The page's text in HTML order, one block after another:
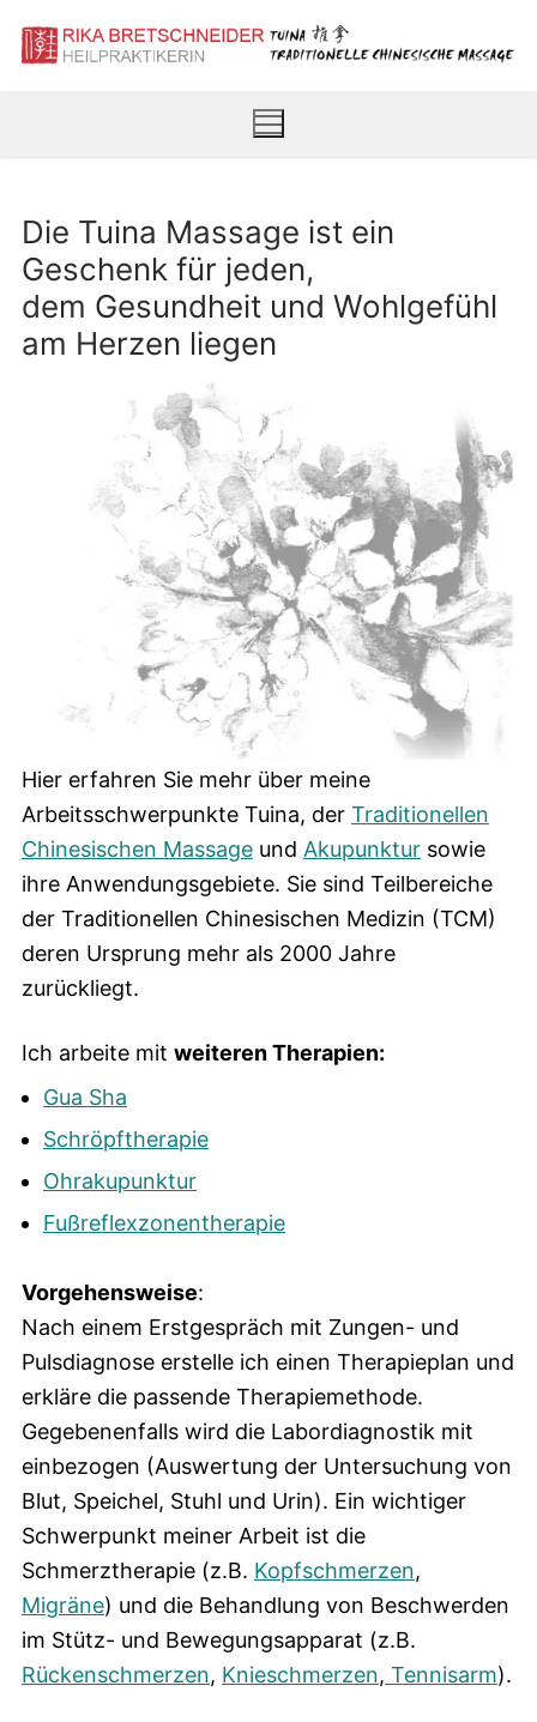
Inhalt
Die Tuina Massage ist ein
Geschenk für jeden,
dem Gesundheit und Wohlgefühl
am Herzen liegen
Hier erfahren Sie mehr über meine
Arbeitsschwerpunkte Tuina, der Traditionellen
Chinesischen Massage und Akupunktur sowie
ihre Anwendungsgebiete. Sie sind Teilbereiche
der Traditionellen Chinesischen Medizin (TCM)
deren Ursprung mehr als 2000 Jahre
zurückliegt.
Ich arbeite mit weiteren Therapien:
Gua Sha
Schröpftherapie
Ohrakupunktur
Fußreflexzonentherapie
Vorgehensweise:
Nach einem Erstgespräch mit Zungen- und
Pulsdiagnose erstelle ich einen Therapieplan und
erkläre die passende Therapiemethode.
Gegebenenfalls wird die Labordiagnostik mit
einbezogen (Auswertung der Untersuchung von
Blut, Speichel, Stuhl und Urin). Ein wichtiger
Schwerpunkt meiner Arbeit ist die
Schmerztherapie (z.B. Kopfschmerzen,
Migräne) und die Behandlung von Beschwerden
im Stütz- und Bewegungsapparat (z.B.
Rückenschmerzen, Knieschmerzen, Tennisarm).